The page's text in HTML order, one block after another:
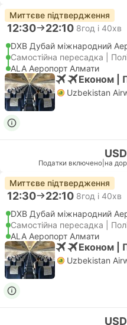
Миттєве підтвердження
12:30 22:10 8год і 40хв
DXB Дубай міжнародний
Самостійна пересадка |
ALA Аеропорт Алмати
Економ |
Uzbekistan
Податки включено на
Миттєве підтвердження
12:30 22:10 8год і 40хв
DXB Дубай міжнародний
Самостійна пересадка |
ALA Аеропорт Алмати
Економ |
Uzbekistan